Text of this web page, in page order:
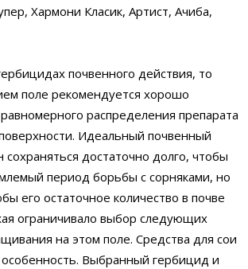
Хармони Класик, Артист, Ачиба,
почвенного действия, то
поле рекомендуется хорошо
распределения препарата
Идеальный почвенный
достаточно долго, чтобы
период борьбы с сорняками, но
его остаточное количество в почве
ограничивало выбор следующих
на этом поле. Средства для сои
Выбранный гербицид и